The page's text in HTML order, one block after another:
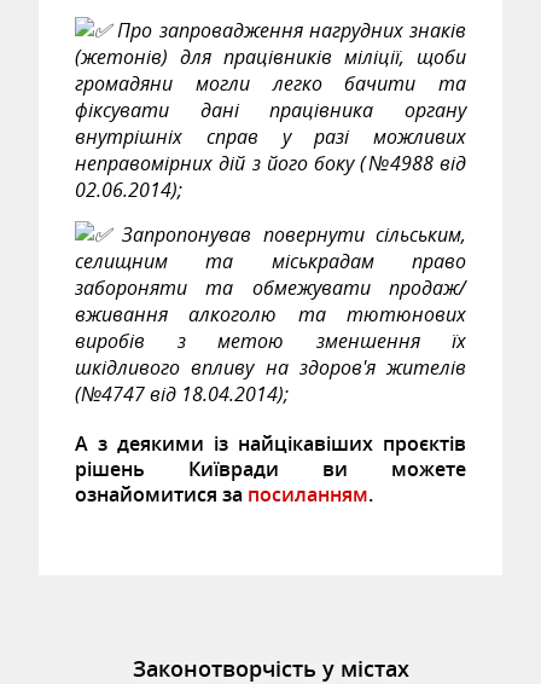
Про запровадження нагрудних знаків
(жетонів) для працівників міліції, щоби
громадяни могли легко бачити та
фіксувати дані працівника органу
внутрішніх справ у разі можливих
неправомірних дій з його боку (№4988 від
02.06.2014);
Запропонував повернути сільським,
селищним та міськрадам право
забороняти та обмежувати продаж/
вживання алкоголю та тютюнових
виробів з метою зменшення їх
шкідливого впливу на здоров'я жителів
(№4747 від 18.04.2014);
А з деякими із найцікавіших проєктів
рішень Київради ви можете
ознайомитися за посиланням.
Законотворчість у містах